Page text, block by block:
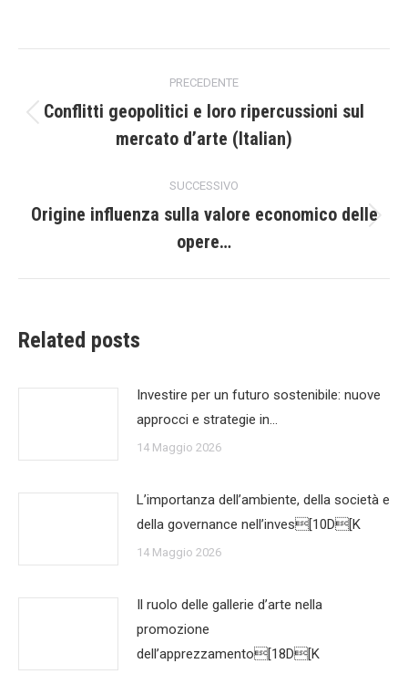
tra
PRECEDENTE
precedente:
Conflitti geopolitici e loro ripercussioni sul
mercato d’arte (Italian)
SUCCESSIVO
post:
Origine influenza sulla valore economico delle
opere…
Related posts
Investire per un futuro sostenibile: nuove
approcci e strategie in…
14 Maggio 2026
L’importanza dell’ambiente, della società e
della governance nell’inves[10D[K
14 Maggio 2026
Il ruolo delle gallerie d’arte nella
promozione
dell’apprezzamento[18D[K